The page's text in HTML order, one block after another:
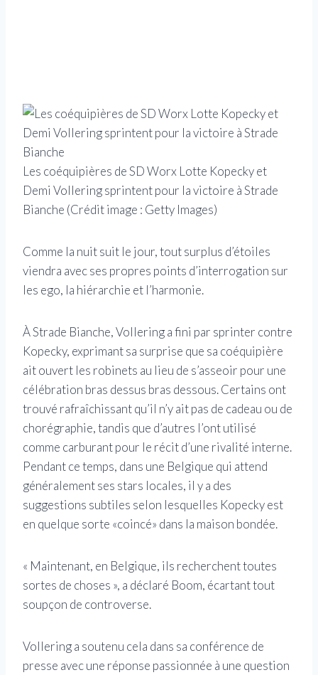
Les coéquipières de SD Worx Lotte Kopecky et
Demi Vollering sprintent pour la victoire à Strade
Bianche (Crédit image : Getty Images)
Comme la nuit suit le jour, tout surplus d’étoiles
viendra avec ses propres points d’interrogation sur
les ego, la hiérarchie et l’harmonie.
À Strade Bianche, Vollering a fini par sprinter contre
Kopecky, exprimant sa surprise que sa coéquipière
ait ouvert les robinets au lieu de s’asseoir pour une
célébration bras dessus bras dessous. Certains ont
trouvé rafraîchissant qu’il n’y ait pas de cadeau ou de
chorégraphie, tandis que d’autres l’ont utilisé
comme carburant pour le récit d’une rivalité interne.
Pendant ce temps, dans une Belgique qui attend
généralement ses stars locales, il y a des
suggestions subtiles selon lesquelles Kopecky est
en quelque sorte «coincé» dans la maison bondée.
« Maintenant, en Belgique, ils recherchent toutes
sortes de choses », a déclaré Boom, écartant tout
soupçon de controverse.
Vollering a soutenu cela dans sa conférence de
presse avec une réponse passionnée à une question